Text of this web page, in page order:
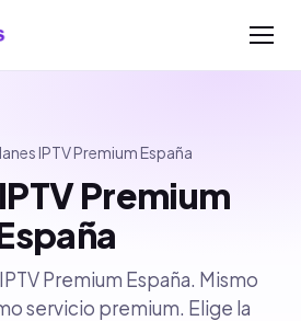
IPTV Premium España
Premium
Premium España. Mismo
servicio premium. Elige la